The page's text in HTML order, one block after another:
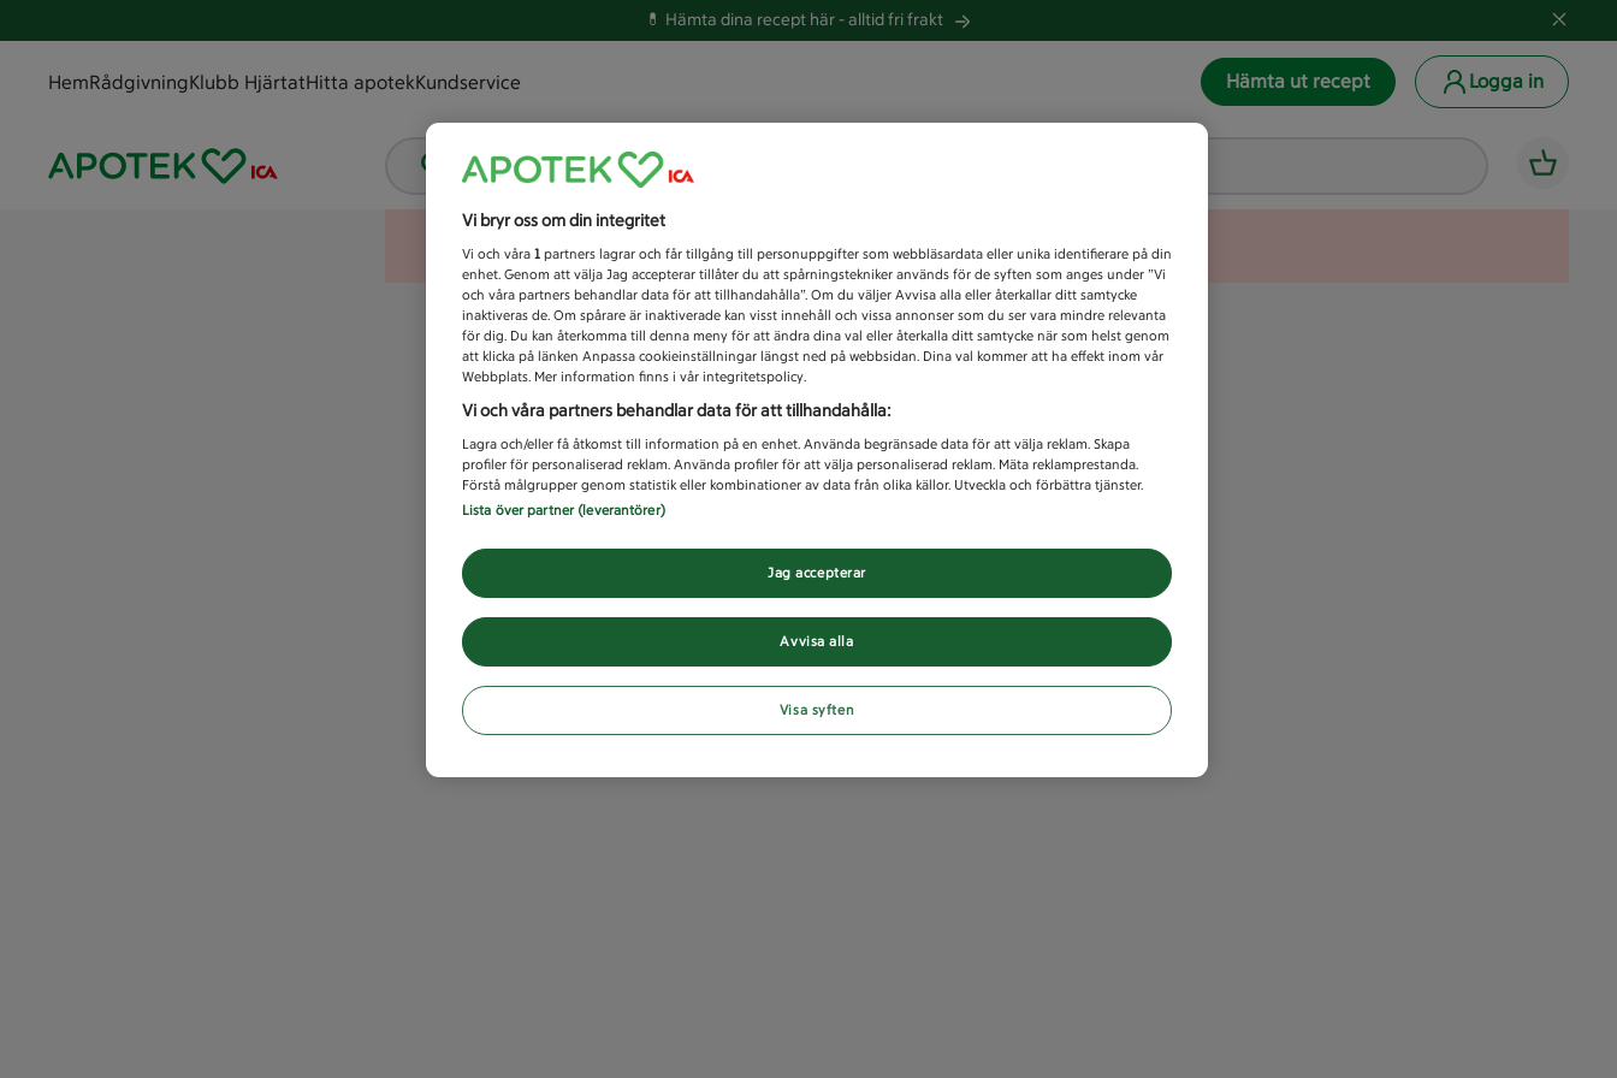
💊 Hämta dina recept här -alltid fri frakt
HemRådgivningKlubb HjärtatHitta apotekKundservice Hämta ut recept Logga in
Vad letar du efter idag?
Unknown error
Vi bryr oss om din integritet
Vi och våra 1 partners lagrar och får tillgång till personuppgifter som webbläsardata eller unika identifierare på din
enhet. Genom att välja Jag accepterar tillåter du att spårningstekniker används för de syften som anges under ”Vi
och våra partners behandlar data för att tillhandahålla”. Om du väljer Avvisa alla eller återkallar ditt samtycke
inaktiveras de. Om spårare är inaktiverade kan visst innehåll och vissa annonser som du ser vara mindre relevanta
för dig. Du kan återkomma till denna meny för att ändra dina val eller återkalla ditt samtycke när som helst genom
att klicka på länken Anpassa cookieinställningar längst ned på webbsidan. Dina val kommer att ha effekt inom vår
Webbplats. Mer information finns i vår integritetspolicy.
Vi och våra partners behandlar data för att tillhandahålla:
Lagra och/eller få åtkomst till information på en enhet. Använda begränsade data för att välja reklam. Skapa
profiler för personaliserad reklam. Använda profiler för att välja personaliserad reklam. Mäta reklamprestanda.
Förstå målgrupper genom statistik eller kombinationer av data från olika källor. Utveckla och förbättra tjänster.
Lista över partner (leverantörer)
Avvisa alla
Jag accepterar
Visa syften